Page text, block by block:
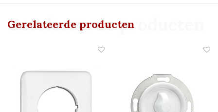
Gerelateerde producten
Gerelateerde producten